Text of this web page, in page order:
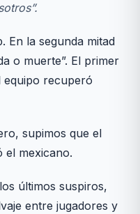
En la segunda mitad
o muerte”. El primer
equipo recuperó
supimos que el
el mexicano.
últimos suspiros,
entre jugadores y